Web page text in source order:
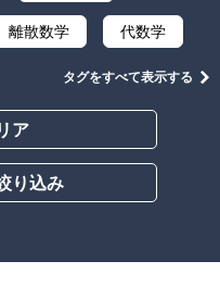
離散数学 代数学
応用数学
・リサーチ
義資料あり
タグをすべて表示する
ア
り込み